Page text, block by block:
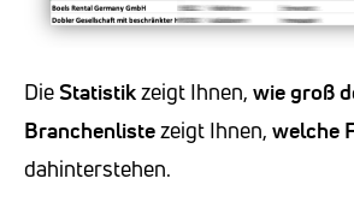
DieStatistikzeigt Ihnen, wie groß
Branchenlistezeigt Ihnen, welche
dahinterstehen.